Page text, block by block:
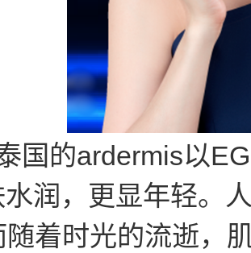
的ardermis以
润，更显年轻。
随着时光的流逝，